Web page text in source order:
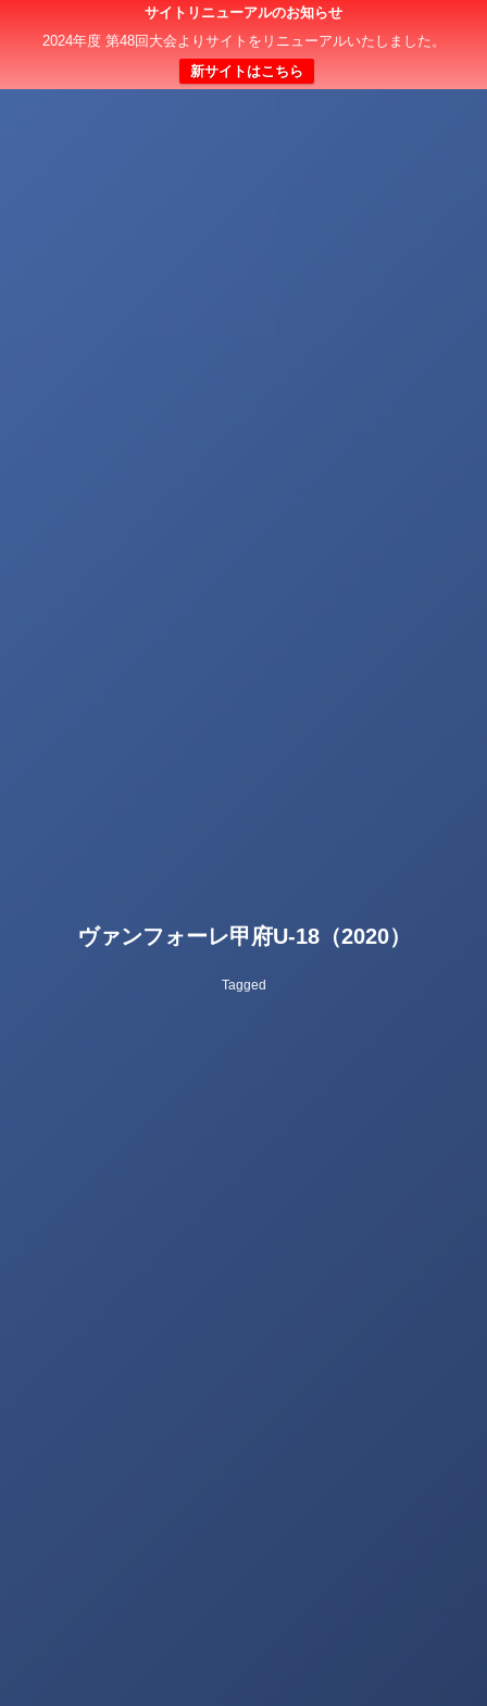
サイトリニューアルのお知らせ
2024年度 第48回大会よりサイトをリニューアルいたしました。
新サイトはこちら
ヴァンフォーレ甲府U-18（2020）
Tagged